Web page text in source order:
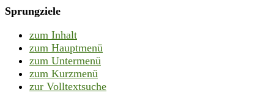
Sprungziele
zum Inhalt
zum Hauptmenü
zum Untermenü
zum Kurzmenü
zur Volltextsuche